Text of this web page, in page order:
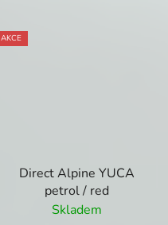
AKCE
Direct Alpine YUCA
petrol / red
Skladem